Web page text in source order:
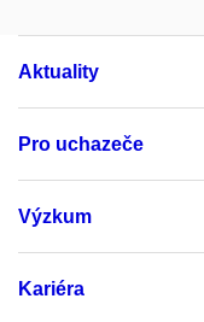
Aktuality
Pro uchazeče
Výzkum
Kariéra